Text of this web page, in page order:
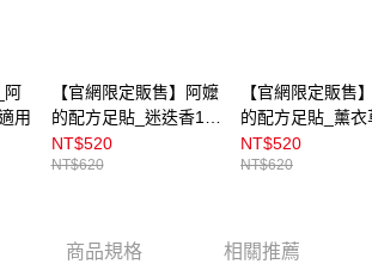
含以上)免運費
阿
用
【官網限定販售】阿嬤
的配方足貼_迷迭香10
組(20枚)_放鬆適用
NT$520
NT$620
【官網限定販售
的配方足貼_薰衣
組(20枚)_腳酸適
NT$520
NT$620
商品規格 相關推薦